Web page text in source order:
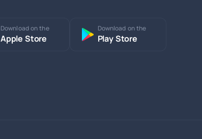
Download on the
Apple Store
Download on the
Play Store